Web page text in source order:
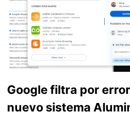
Google filtra por
nuevo sistema